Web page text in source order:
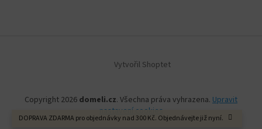
DOPRAVA ZDARMA pro objednávky nad 300 Kč. Objednávejte již nyní.
Vytvořil Shoptet
Copyright 2026 domeli.cz. Všechna práva vyhrazena. Upravit
nastavení cookies